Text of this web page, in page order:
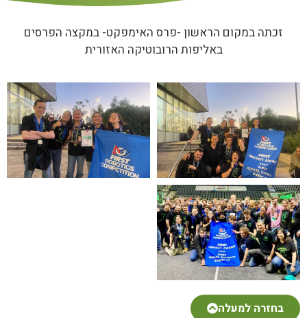
זכתה במקום הראשון -פרס האימפקט- במקצה הפרסים
באליפות הרובוטיקה האזורית
בחזרה למעלה